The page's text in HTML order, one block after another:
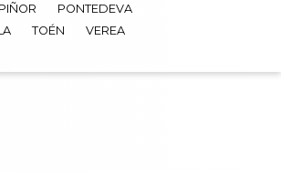
PIÑOR
PONTEDEVA
TOÉN
VEREA